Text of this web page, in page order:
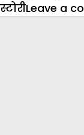
स्टोरीLeave a